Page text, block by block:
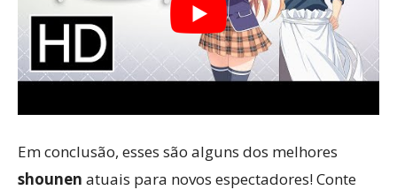
Em conclusão, esses são alguns dos melhores
shounen atuais para novos espectadores! Conte